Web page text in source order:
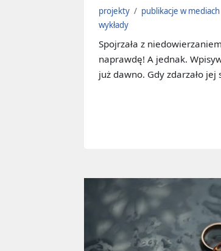
projekty / publikacje w mediach
wykłady
Spojrzała z
naprawdę! A jednak.
już dawno. Gdy zdarzało